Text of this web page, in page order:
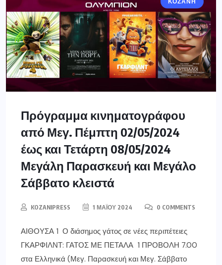
Πρόγραμμα κινηματογράφου
από Μεγ. Πέμπτη 02/05/2024
έως και Τετάρτη 08/05/2024
Μεγάλη Παρασκευή και Μεγάλο
Σάββατο κλειστά
KOZANIPRESS 1 ΜΑΪ́ΟΥ 2024 0 COMMENTS
ΑΙΘΟΥΣΑ 1 Ο διάσημος γάτος σε νέες περιπέτειες
ΓΚΑΡΦΙΛΝΤ: ΓΑΤΟΣ ΜΕ ΠΕΤΑΛΑ 1 ΠΡΟΒΟΛΗ 7.00
στα Ελληνικά (Μεγ. Παρασκευή και Μεγ. Σάββατο